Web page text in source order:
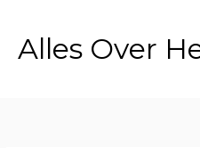
Alles Over